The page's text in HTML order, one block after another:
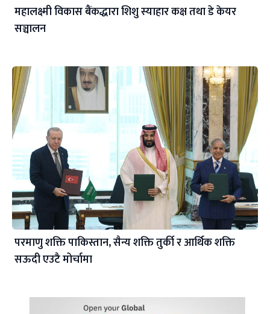
महालक्ष्मी विकास बैंकद्धारा शिशु स्याहार कक्ष तथा डे केयर
सञ्चालन
परमाणु शक्ति पाकिस्तान, सैन्य शक्ति तुर्की र आर्थिक शक्ति
सऊदी एउटै मोर्चामा